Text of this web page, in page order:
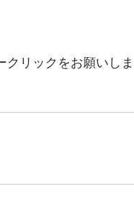
クリックをお願いしま